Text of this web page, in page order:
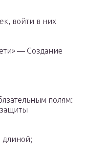
войти в них
— Создание
полям:
длиной;